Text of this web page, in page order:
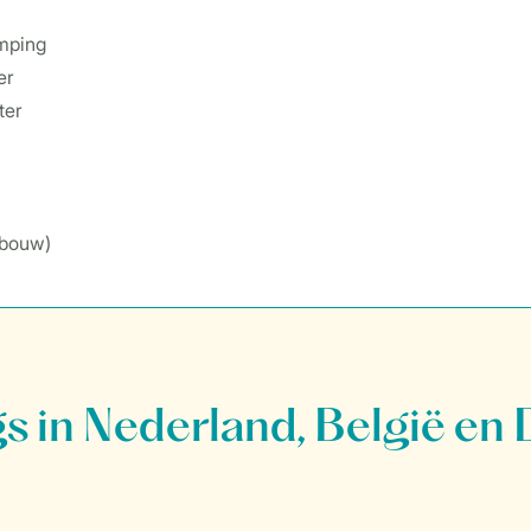
in Nederland, België en